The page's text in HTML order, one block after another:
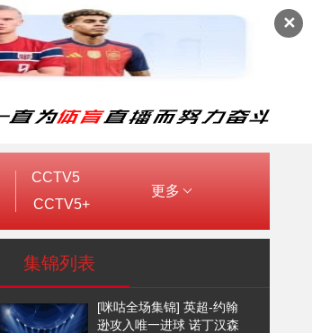
✕
CCTV5
CCTV5+
更多
集锦列表
[咪咕全场集锦] 英超-约翰
逊攻入唯一进球 诺丁汉森